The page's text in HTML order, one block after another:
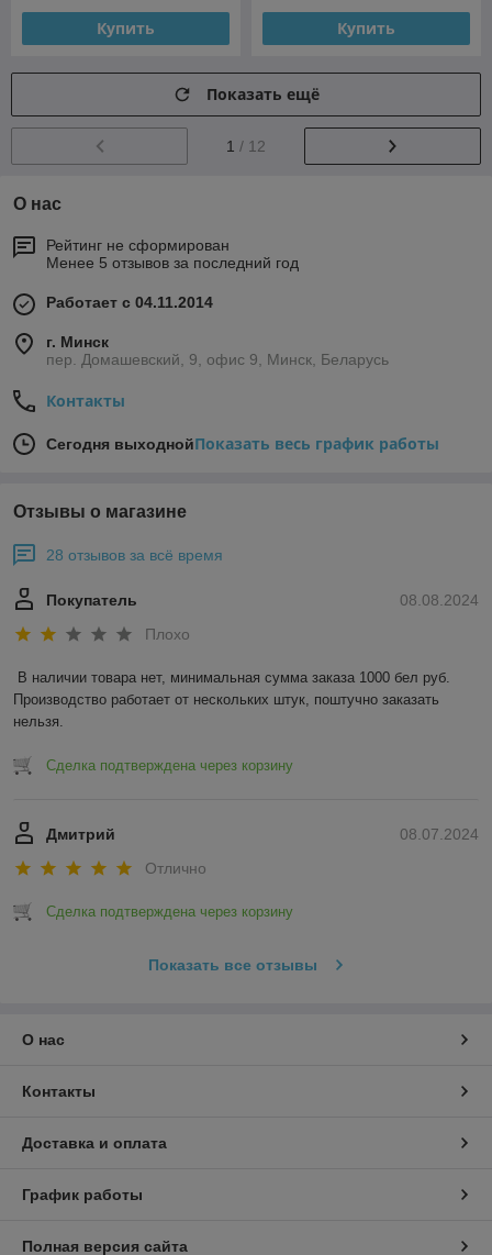
Купить Купить
Показать ещё
1 / 12
О нас
Рейтинг не сформирован
Менее 5 отзывов за последний год
Работает с 04.11.2014
г. Минск
пер. Домашевский, 9, офис 9, Минск, Беларусь
Контакты
Сегодня выходнойПоказать весь график работы
Отзывы о магазине
28 отзывов за всё время
08.08.2024
Покупатель
Плохо
В наличии товара нет, минимальная сумма заказа 1000 бел руб.
Производство работает от нескольких штук, поштучно заказать
нельзя.
Сделка подтверждена через корзину
08.07.2024
Дмитрий
Отлично
Сделка подтверждена через корзину
Показать все отзывы
О нас
Контакты
Доставка и оплата
График работы
Полная версия сайта